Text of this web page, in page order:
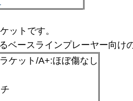
ットです。
ースラインプレーヤー向け
ケット/A+:ほぼ傷なし